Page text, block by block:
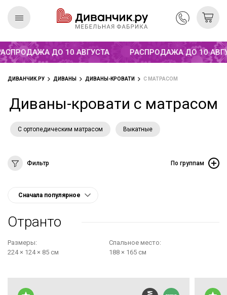
ДО 10 АВГУСТА РАСПРОДАЖА ДО 10
ДИВАНЧИК.РУ ДИВАНЫ ДИВАНЫ-КРОВАТИ С МАТРАСОМ
Диваны-кровати с матрасом
С ортопедическим матрасом Выкатные
Фильтр По группам
Отранто
Размеры:
224 × 124 × 85 см
Cпальное место:
188 × 165 см
Скандинавская
коллекция